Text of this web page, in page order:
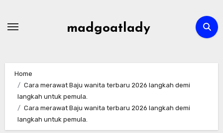
madgoatlady
Home
Cara merawat Baju wanita terbaru 2026 langkah demi
langkah untuk pemula.
Cara merawat Baju wanita terbaru 2026 langkah demi
langkah untuk pemula.